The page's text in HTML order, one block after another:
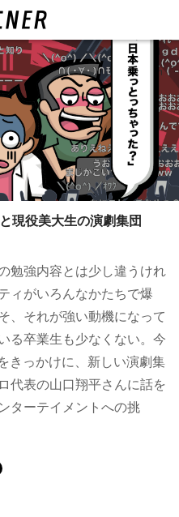
現役美大生の演劇集団
勉強内容とは少し違うけれ
ィがいろんなかたちで爆
、それが強い動機になって
る卒業生も少なくない。今
きっかけに、新しい演劇集
代表の山口翔平さんに話を
ターテイメントへの挑